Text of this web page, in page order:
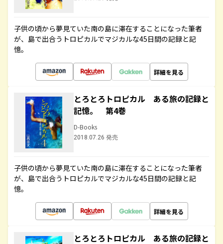
子供の頃から夢見ていた南の島に滞在することになった筆者
が、島で出合うトロピカルでマジカルな45日間の記録と記
憶。
詳細を見る
とろとろトロピカル ある旅の記録と
記憶。 第4巻
D-Books
2018.07.26 発売
子供の頃から夢見ていた南の島に滞在することになった筆者
が、島で出合うトロピカルでマジカルな45日間の記録と記
憶。
詳細を見る
とろとろトロピカル ある旅の記録と